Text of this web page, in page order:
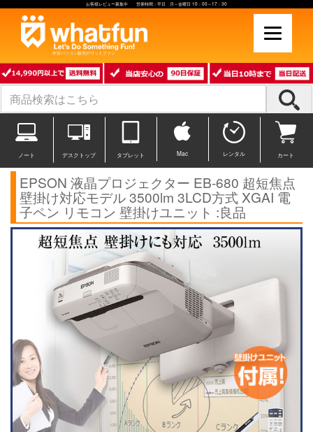
お客様レビュー募集中 営業時間：平日 月～金曜日 10：00～17：30
中古パソコン販売のワットファン
ノート デスクトップ タブレット Mac レンタル カート
EPSON 液晶プロジェクター EB-680 超短焦点
壁掛け対応モデル 3500lm 3LCD方式 XGAI 電
子ペン リモコン 壁掛けユニット :良品